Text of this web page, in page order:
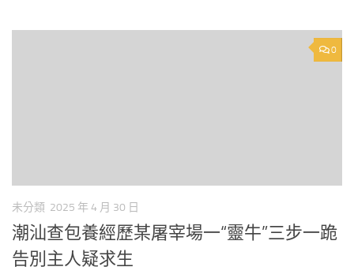
0
未分類 2025 年 4 月 30 日
潮汕查包養經歷某屠宰場一“靈牛”三步一跪
告別主人疑求生